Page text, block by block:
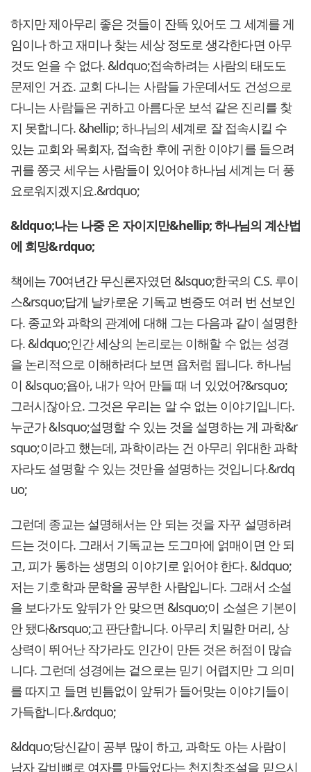
하지만 제아무리 좋은 것들이 잔뜩 있어도 그 세계를 게
임이나 하고 재미나 찾는 세상 정도로 생각한다면 아무
것도 얻을 수 없다. &ldquo;접속하려는 사람의 태도도
문제인 거죠. 교회 다니는 사람들 가운데서도 건성으로
다니는 사람들은 귀하고 아름다운 보석 같은 진리를 찾
지 못합니다. &hellip; 하나님의 세계로 잘 접속시킬 수
있는 교회와 목회자, 접속한 후에 귀한 이야기를 들으려
귀를 쫑긋 세우는 사람들이 있어야 하나님 세계는 더 풍
요로워지겠지요.&rdquo;
&ldquo;나는 나중 온 자이지만&hellip; 하나님의 계산법
에 희망&rdquo;
책에는 70여년간 무신론자였던 &lsquo;한국의 C.S. 루이
스&rsquo;답게 날카로운 기독교 변증도 여러 번 선보인
다. 종교와 과학의 관계에 대해 그는 다음과 같이 설명한
다. &ldquo;인간 세상의 논리로는 이해할 수 없는 성경
을 논리적으로 이해하려다 보면 욥처럼 됩니다. 하나님
이 &lsquo;욥아, 내가 악어 만들 때 너 있었어?&rsquo;
그러시잖아요. 그것은 우리는 알 수 없는 이야기입니다.
누군가 &lsquo;설명할 수 있는 것을 설명하는 게 과학&r
squo;이라고 했는데, 과학이라는 건 아무리 위대한 과학
자라도 설명할 수 있는 것만을 설명하는 것입니다.&rdq
uo;
그런데 종교는 설명해서는 안 되는 것을 자꾸 설명하려
드는 것이다. 그래서 기독교는 도그마에 얽매이면 안 되
고, 피가 통하는 생명의 이야기로 읽어야 한다. &ldquo;
저는 기호학과 문학을 공부한 사람입니다. 그래서 소설
을 보다가도 앞뒤가 안 맞으면 &lsquo;이 소설은 기본이
안 됐다&rsquo;고 판단합니다. 아무리 치밀한 머리, 상
상력이 뛰어난 작가라도 인간이 만든 것은 허점이 많습
니다. 그런데 성경에는 겉으로는 믿기 어렵지만 그 의미
를 따지고 들면 빈틈없이 앞뒤가 들어맞는 이야기들이
가득합니다.&rdquo;
&ldquo;당신같이 공부 많이 하고, 과학도 아는 사람이
남자 갈비뼈로 여자를 만들었다는 천지창조설을 믿으시